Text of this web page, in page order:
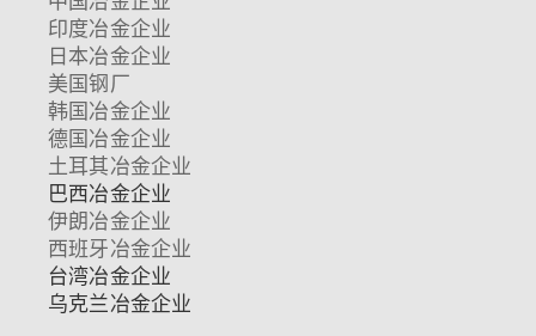
印度冶金企业
日本冶金企业
美国钢厂
韩国冶金企业
德国冶金企业
土耳其冶金企业
巴西冶金企业
伊朗冶金企业
西班牙冶金企业
台湾冶金企业
乌克兰冶金企业